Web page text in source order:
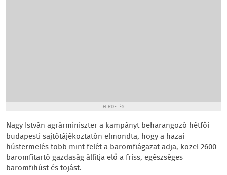
HIRDETÉS
Nagy István agrárminiszter a kampányt beharangozó hétfői
budapesti sajtótájékoztatón elmondta, hogy a hazai
hústermelés több mint felét a baromfiágazat adja, közel 2600
baromfitartó gazdaság állítja elő a friss, egészséges
baromfihúst és tojást.